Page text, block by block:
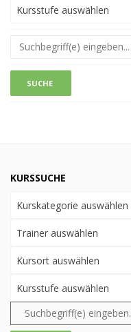
Kursstufe auswählen
KURSSUCHE
Kurskategorie auswählen
Trainer auswählen
Kursort auswählen
Kursstufe auswählen